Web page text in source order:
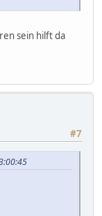
sein hilft da
#7